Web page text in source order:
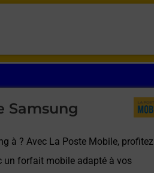
Samsung
à ? Avec La Poste Mobile, profitez
un forfait mobile adapté à vos